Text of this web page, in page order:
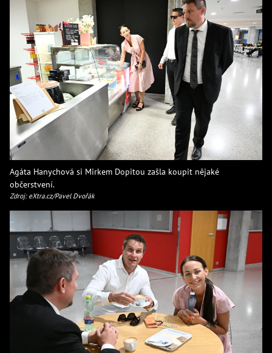
Agáta Hanychová si Mirkem Dopitou zašla koupit nějaké
občerstvení.
Zdroj: eXtra.cz/Pavel Dvořák